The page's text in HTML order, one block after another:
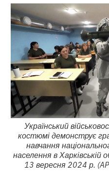
Український
костюмі демонструє
навчання
населення в Харківській
13 вересня 2024 р.